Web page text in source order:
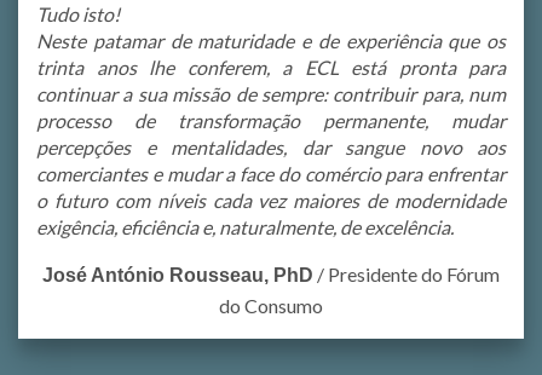
Tudo isto!
Neste patamar de maturidade e de experiência que os
trinta anos lhe conferem, a ECL está pronta para
continuar a sua missão de sempre: contribuir para, num
processo de transformação permanente, mudar
percepções e mentalidades, dar sangue novo aos
comerciantes e mudar a face do comércio para enfrentar
o futuro com níveis cada vez maiores de modernidade
exigência, eficiência e, naturalmente, de excelência.
José António Rousseau, PhD / Presidente do Fórum
do Consumo